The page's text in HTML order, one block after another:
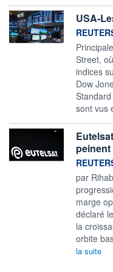
USA-
Street,
indices
Dow
sont vus
par
marge
déclaré
la
orbite
la suite